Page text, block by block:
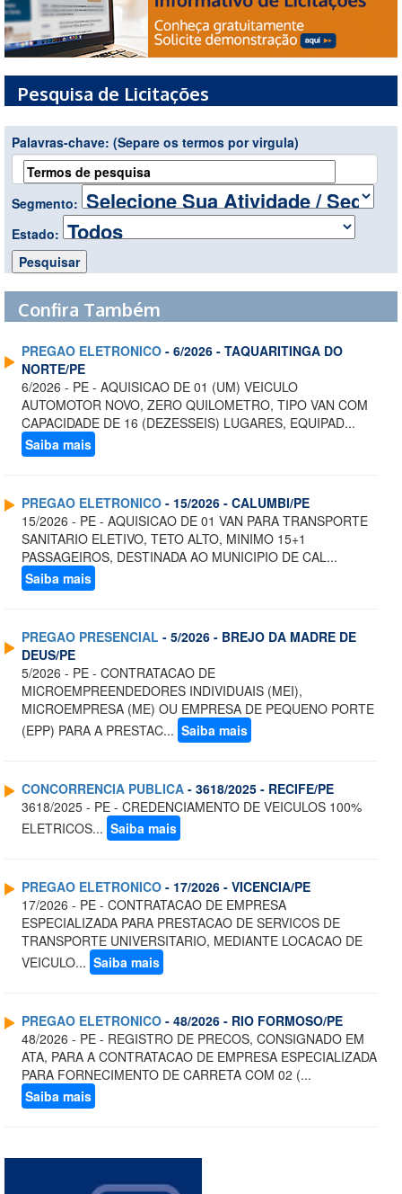
Pesquisa de Licitações
Palavras-chave: (Separe os termos por virgula)
Segmento:
Estado:
Confira Também
PREGAO ELETRONICO - 6/2026 - TAQUARITINGA DO
NORTE/PE
6/2026 - PE - AQUISICAO DE 01 (UM) VEICULO
AUTOMOTOR NOVO, ZERO QUILOMETRO, TIPO VAN COM
CAPACIDADE DE 16 (DEZESSEIS) LUGARES, EQUIPAD...
Saiba mais
PREGAO ELETRONICO - 15/2026 - CALUMBI/PE
15/2026 - PE - AQUISICAO DE 01 VAN PARA TRANSPORTE
SANITARIO ELETIVO, TETO ALTO, MINIMO 15+1
PASSAGEIROS, DESTINADA AO MUNICIPIO DE CAL...
Saiba mais
PREGAO PRESENCIAL - 5/2026 - BREJO DA MADRE DE
DEUS/PE
5/2026 - PE - CONTRATACAO DE
MICROEMPREENDEDORES INDIVIDUAIS (MEI),
MICROEMPRESA (ME) OU EMPRESA DE PEQUENO PORTE
(EPP) PARA A PRESTAC... Saiba mais
CONCORRENCIA PUBLICA - 3618/2025 - RECIFE/PE
3618/2025 - PE - CREDENCIAMENTO DE VEICULOS 100%
ELETRICOS... Saiba mais
PREGAO ELETRONICO - 17/2026 - VICENCIA/PE
17/2026 - PE - CONTRATACAO DE EMPRESA
ESPECIALIZADA PARA PRESTACAO DE SERVICOS DE
TRANSPORTE UNIVERSITARIO, MEDIANTE LOCACAO DE
VEICULO... Saiba mais
PREGAO ELETRONICO - 48/2026 - RIO FORMOSO/PE
48/2026 - PE - REGISTRO DE PRECOS, CONSIGNADO EM
ATA, PARA A CONTRATACAO DE EMPRESA ESPECIALIZADA
PARA FORNECIMENTO DE CARRETA COM 02 (...
Saiba mais